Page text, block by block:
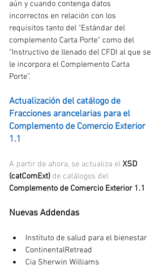
aún y cuando contenga datos
incorrectos en relación con los
requisitos tanto del "Estándar del
complemento Carta Porte" como del
"Instructivo de llenado del CFDI al que se
le incorpora el Complemento Carta
Porte".
Actualización del catálogo de
Fracciones arancelarias para el
Complemento de Comercio Exterior
1.1
A partir de ahora, se actualiza el XSD
(catComExt) de catálogos del
Complemento de Comercio Exterior 1.1
Nuevas Addendas
Instituto de salud para el bienestar
ContinentalRetread
Cia Sherwin Williams